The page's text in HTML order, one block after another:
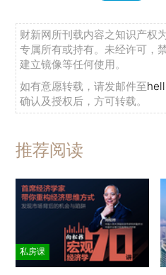
财新网所刊载内容之知识产权
专属所有或持有。未经许可，
建立镜像等任何使用。
如有意愿转载，请发邮件至
确认及授权后，方可转载。
推荐阅读
私房课